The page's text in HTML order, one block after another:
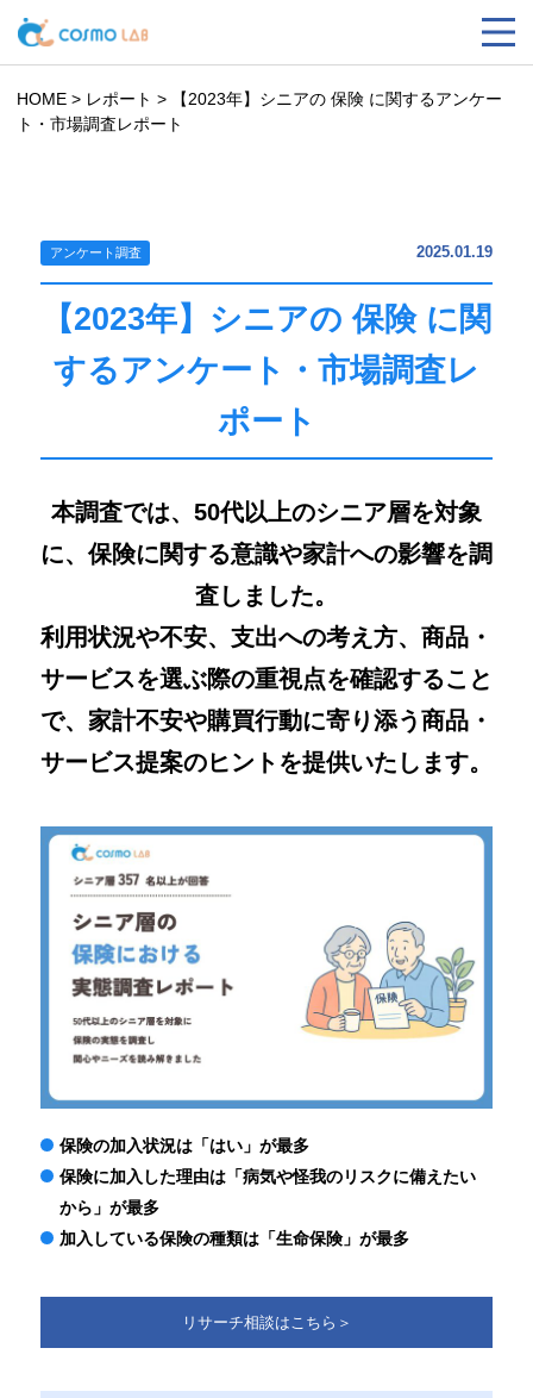
HOME > レポート >
【2023年】シニアの 保険 に関するアンケー
ト・市場調査レポート
アンケート調査 2025.01.19
【2023年】シニアの 保険 に関
するアンケート・市場調査レ
ポート
本調査では、50代以上のシニア層を対象
に、保険に関する意識や家計への影響を調
査しました。
利用状況や不安、支出への考え方、商品・
サービスを選ぶ際の重視点を確認すること
で、家計不安や購買行動に寄り添う商品・
サービス提案のヒントを提供いたします。
保険の加入状況は「はい」が最多
保険に加入した理由は「病気や怪我のリスクに備えたい
から」が最多
加入している保険の種類は「生命保険」が最多
リサーチ相談はこちら＞